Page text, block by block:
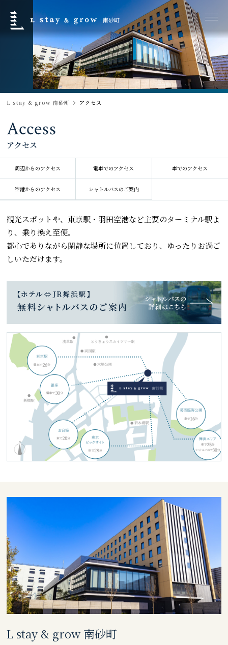
L stay & grow
南砂町
L stay & grow 南砂町 アクセス
Access
アクセス
周辺からのアクセス 電車でのアクセス 車でのアクセス
空港からのアクセス シャトルバスのご案内
観光スポットや、東京駅・羽田空港など主要のターミナル駅よ
り、乗り換え至便。
都心でありながら閑静な場所に位置しており、ゆったりお過ご
しいただけます。
L stay & grow 南砂町